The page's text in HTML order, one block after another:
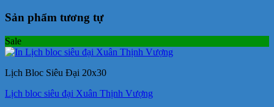
Sản phẩm tương tự
Sale
Lịch Bloc Siêu Đại 20x30
Lịch bloc siêu đại Xuân Thịnh Vượng